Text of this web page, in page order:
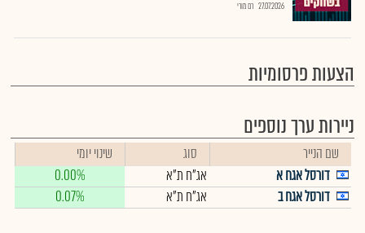
27.07.2026 רם מורי
הצעות פרסומיות
ניירות ערך נוספים
שם הנייר סוג
שינוי יומי
דורסל אגח א
אג"ח ת"א
0.00%
דורסל אגח ב
אג"ח ת"א 0.07%